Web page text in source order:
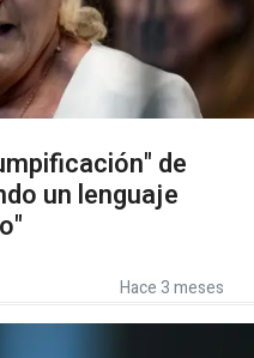
de
un lenguaje
Hace 3 meses